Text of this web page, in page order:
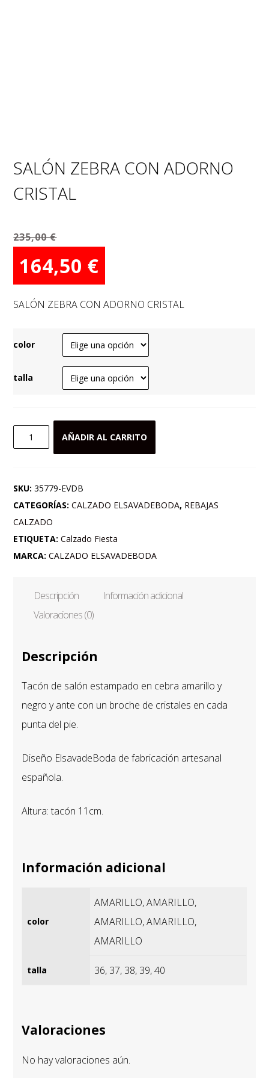
SALÓN ZEBRA CON ADORNO
CRISTAL
235,00€
precio
164,50€
164,50 €.
SALÓN ZEBRA CON ADORNO CRISTAL
color
talla
SALÓN
ZEBRA
ADORNO
CRISTAL
cantidad
AÑADIR AL CARRITO
SKU:35779-EVDB
CATEGORÍAS:CALZADO ELSAVADEBODA, REBAJAS
CALZADO
ETIQUETA:Calzado Fiesta
MARCA:CALZADO ELSAVADEBODA
Descripción
Información adicional
Valoraciones (0)
Descripción
Tacón de salón estampado en cebra amarillo y
negro y ante con un broche de cristales en cada
punta del pie.
Diseño ElsavadeBoda de fabricación artesanal
española.
Altura: tacón 11cm.
Información adicional
color
AMARILLO, AMARILLO,
AMARILLO, AMARILLO,
AMARILLO
talla 36, 37, 38, 39, 40
Valoraciones
No hay valoraciones aún.